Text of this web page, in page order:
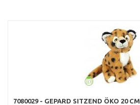
7080029 - GEPARD SITZEND ÖKO 20 CM